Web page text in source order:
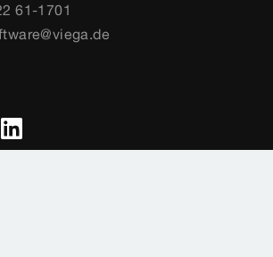
61-1701